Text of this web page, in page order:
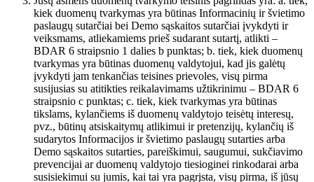
kiek duomenų tvarkymas yra būtinas Informacinių ir švietimo
paslaugų sutarčiai bei Demo sąskaitos sutarčiai įvykdyti ir
veiksmams, atliekamiems prieš sudarant sutartį, atlikti –
BDAR 6 straipsnio 1 dalies b punktas; b. tiek, kiek duomenų
tvarkymas yra būtinas duomenų valdytojui, kad jis galėtų
įvykdyti jam tenkančias teisines prievoles, visų pirma
susijusias su atitikties reikalavimams užtikrinimu – BDAR 6
straipsnio c punktas; c. tiek, kiek tvarkymas yra būtinas
tikslams, kylančiems iš duomenų valdytojo teisėtų interesų,
pvz., būtinų atsiskaitymų atlikimui ir pretenzijų, kylančių iš
sudarytos Informacijos ir švietimo paslaugų sutarties arba
Demo sąskaitos sutarties, pareiškimui, saugumui, sukčiavimo
prevencijai ar duomenų valdytojo tiesioginei rinkodarai arba
susisiekimui su jumis, kai tai yra pagrįsta, visų pirma, iš jūsų